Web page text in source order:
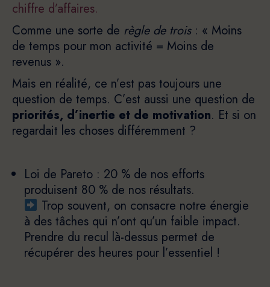
chiffre d’affaires.
Comme une sorte de règle de trois: « Moins
de temps pour mon activité = Moins de
revenus ».
Mais en réalité, ce n’est pas toujours une
question de temps. C’est aussi une question de
priorités, d’inertie et de motivation. Et si on
regardait les choses différemment ?
Loi de Pareto : 20 % de nos efforts
produisent 80 % de nos résultats.
Trop souvent, on consacre notre énergie
à des tâches qui n’ont qu’un faible impact.
Prendre du recul là-dessus permet de
récupérer des heures pour l’essentiel !